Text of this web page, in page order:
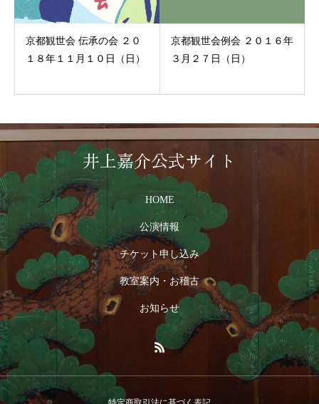
京都観世会 伝承の会 ２０
１８年１１月１０日（日）
京都観世会例会 ２０１６年
３月２７日（日）
井上嘉介公式サイト
HOME
公演情報
チケット申し込み
教室案内・お稽古
お知らせ